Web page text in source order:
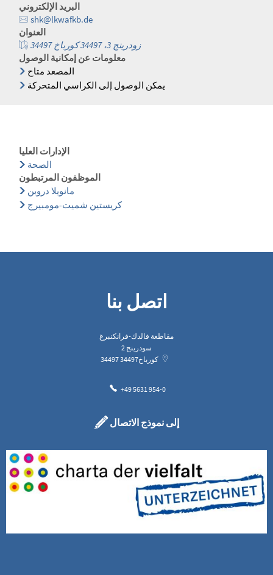
البريد الإلكتروني
shk@lkwafkb.de
العنوان
زودرينج 3، 34497 كورباخ 34497
معلومات عن إمكانية الوصول
المصعد متاح
يمكن الوصول إلى الكراسي المتحركة
الإدارات العليا
الصحة
الموظفون المرتبطون
مانويلا دروبن
كريستين شميت-مومبيرج
اتصل بنا
مقاطعة فالدك-فرانكنبرغ
سودرينج 2
34497
كورباخ34497
+49 5631 954-0
إلى نموذج الاتصال